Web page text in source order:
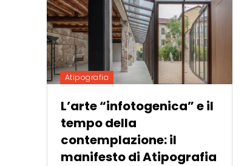
Atipografia
L’arte “infotogenica” e il
tempo della
contemplazione: il
manifesto di Atipografia